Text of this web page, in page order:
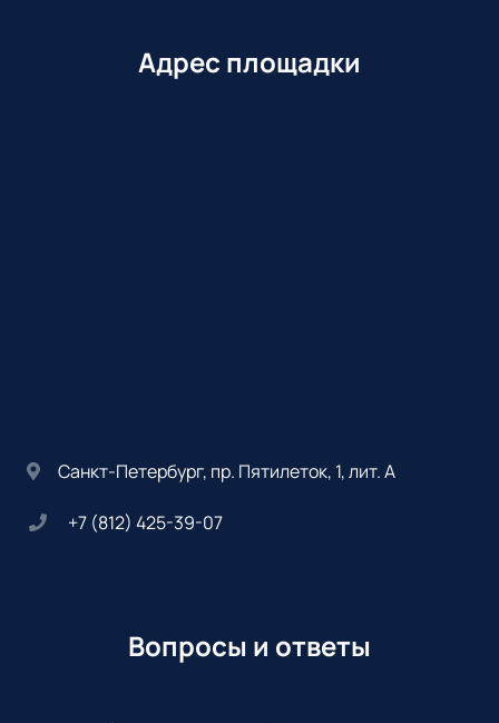
Адрес площадки
Санкт-Петербург, пр. Пятилеток, 1, лит. А
+7 (812) 425-39-07
Вопросы и ответы